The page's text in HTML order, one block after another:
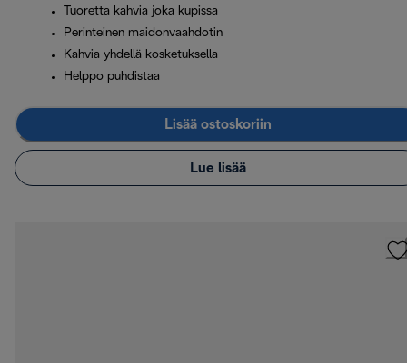
Tuoretta kahvia joka kupissa
Perinteinen maidonvaahdotin
Kahvia yhdellä kosketuksella
Helppo puhdistaa
Lisää ostoskoriin
Lue lisää